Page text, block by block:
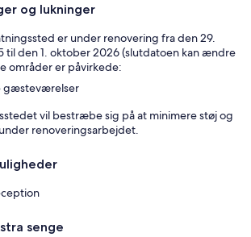
og lukninger
er under renovering fra den 29.
til den 1. oktober 2026 (slutdatoen kan ændre
områder er påvirkede:
gæsteværelser
vil bestræbe sig på at minimere støj og
renoveringsarbejdet.
senge